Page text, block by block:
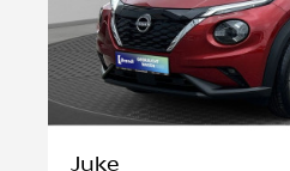
Juke